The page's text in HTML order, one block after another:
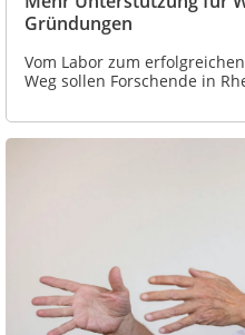
Gründungen
Vom Labor zum
Weg sollen Forschende in